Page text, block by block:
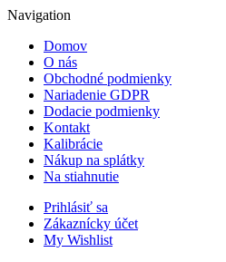
Navigation
Domov
O nás
Obchodné podmienky
Nariadenie GDPR
Dodacie podmienky
Kontakt
Kalibrácie
Nákup na splátky
Na stiahnutie
Prihlásiť sa
Zákaznícky účet
My Wishlist